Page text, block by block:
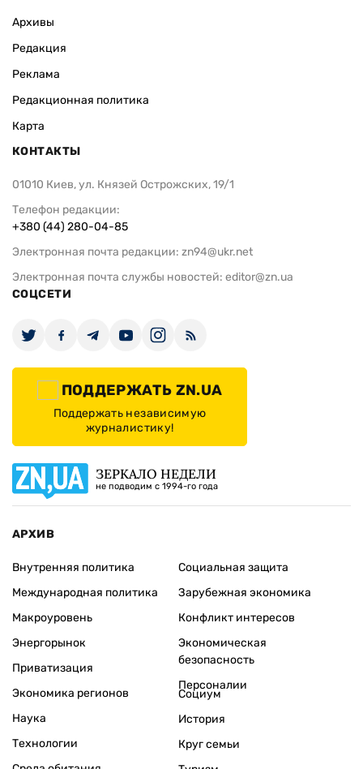
Архивы
Редакция
Реклама
Редакционная политика
Карта
КОНТАКТЫ
01010 Киев, ул. Князей Острожских, 19/1
Телефон редакции:
+380 (44) 280-04-85
Электронная почта редакции: zn94@ukr.net
Электронная почта службы новостей: editor@zn.ua
СОЦСЕТИ
ПОДДЕРЖАТЬ ZN.UA
Поддержать независимую
журналистику!
ЗЕРКАЛО НЕДЕЛИ
не подводим с 1994-го года
АРХИВ
Внутренняя политика
Международная политика
Макроуровень
Энергорынок
Приватизация
Экономика регионов
Социальная защита
Зарубежная экономика
Конфликт интересов
Экономическая
безопасность
Персоналии
Наука
Технологии
Социум
История
Круг семьи